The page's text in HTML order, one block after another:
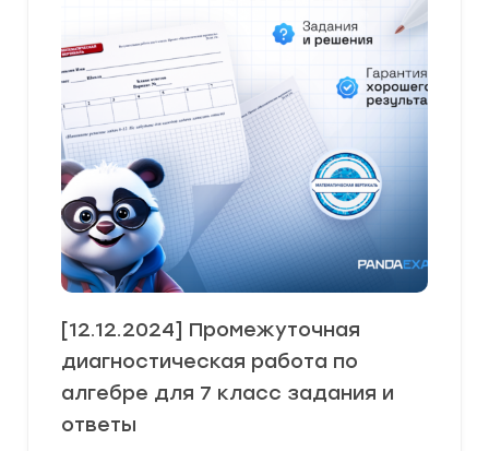
[12.12.2024] Промежуточная
диагностическая работа по
алгебре для 7 класс задания и
ответы